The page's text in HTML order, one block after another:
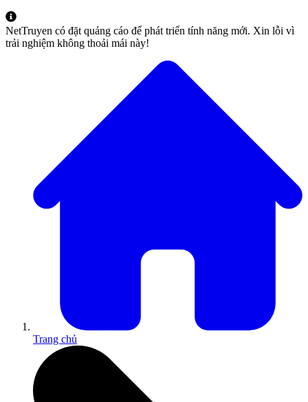
NetTruyen có đặt quảng cáo để phát triển tính năng mới. Xin lỗi vì
trải nghiệm không thoải mái này!
Trang chủ